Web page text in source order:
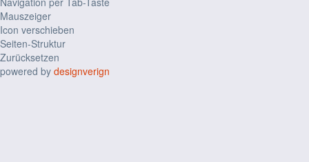
Mauszeiger
Icon verschieben
Seiten-Struktur
Zurücksetzen
powered by designverign